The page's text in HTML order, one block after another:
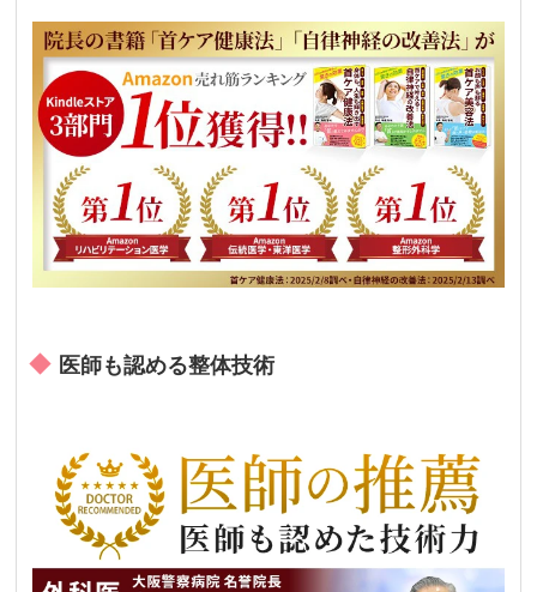
医師も認める整体技術